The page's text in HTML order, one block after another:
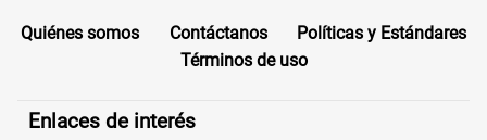
Quiénes somos Contáctanos
Políticas y Estándares
Términos de uso
Enlaces de interés